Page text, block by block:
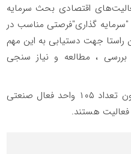
اقتصادی بحث سرمایه
گذاری"فرصتی مناسب در
راستا جهت دستیابی به این مهم
بررسی ، مطالعه و نیاز سنجی
حمیدرضا ایزدی گزارش داد: هم اکنون تعداد ۱۰۵ واحد فعال صنعتی